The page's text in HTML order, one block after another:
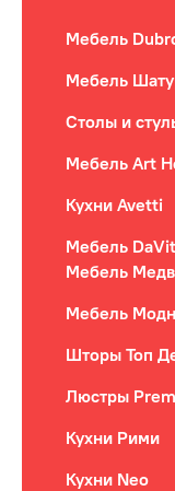
Мебель
Мебель
Столы и
Мебель Art
Кухни Avetti
Мебель
Мебель
Мебель
Шторы Топ
Люстры
Кухни Рими
Кухни Neo